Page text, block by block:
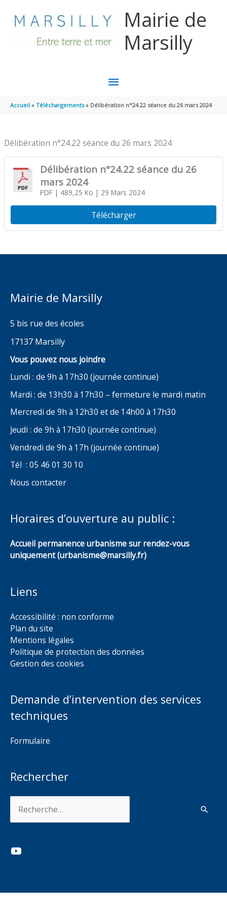
Mairie de
Marsilly
MENU
PRINCIPAL
Accueil Téléchargements Délibération n°24.22 séance du 26 mars 2024
Délibération n°24.22 séance du 26 mars 2024
Délibération n°24.22 séance du 26
mars 2024
PDF| 489,25 Ko | 29 Mars 2024
Télécharger
Mairie de Marsilly
5 bis rue des écoles
17137 Marsilly
Vous pouvez nous joindre
Lundi : de 9h à 17h30 (journée continue)
Mardi : de 13h30 à 17h30 – fermeture le mardi matin
Mercredi de 9h à 12h30 et de 14h00 à 17h30
Jeudi : de 9h à 17h30 (journée continue)
Vendredi de 9h à 17h (journée continue)
Tél : 05 46 01 30 10
Nous contacter
Horaires d’ouverture au public :
Accueil permanence urbanisme sur rendez-vous
uniquement (urbanisme@marsilly.fr)
Liens
Accessibilité : non conforme
Plan du site
Mentions légales
Politique de protection des données
Gestion des cookies
Demande d’intervention des services
techniques
Formulaire
Rechercher
YouTube